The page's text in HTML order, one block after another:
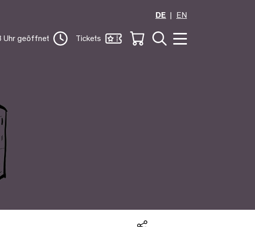
DE
EN
Uhr geöffnet Tickets